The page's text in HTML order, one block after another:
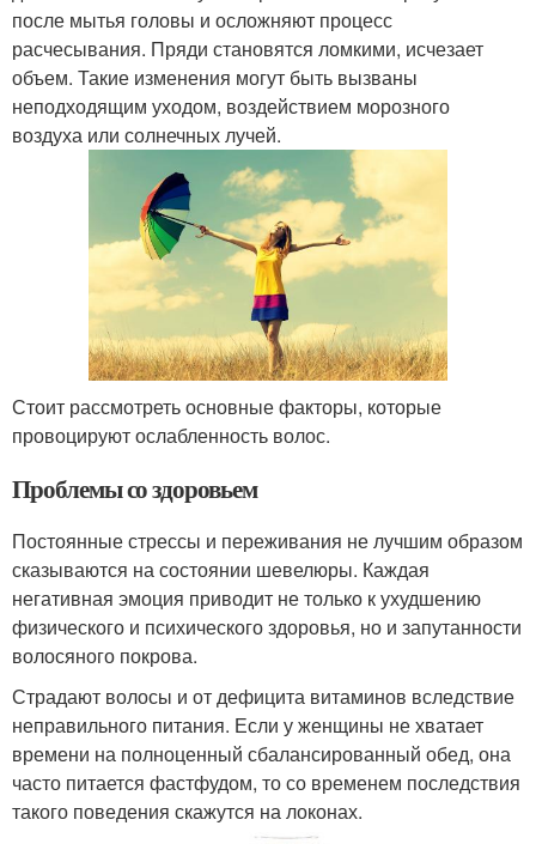
после мытья головы и осложняют процесс
расчесывания. Пряди становятся ломкими, исчезает
объем. Такие изменения могут быть вызваны
неподходящим уходом, воздействием морозного
воздуха или солнечных лучей.
Стоит рассмотреть основные факторы, которые
провоцируют ослабленность волос.
Проблемы со здоровьем
Постоянные стрессы и переживания не лучшим образом
сказываются на состоянии шевелюры. Каждая
негативная эмоция приводит не только к ухудшению
физического и психического здоровья, но и запутанности
волосяного покрова.
Страдают волосы и от дефицита витаминов вследствие
неправильного питания. Если у женщины не хватает
времени на полноценный сбалансированный обед, она
часто питается фастфудом, то со временем последствия
такого поведения скажутся на локонах.